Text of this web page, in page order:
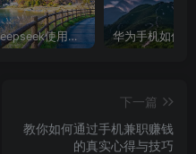
手机deepseek使用全攻略，轻松实现画图与炒股功能
下一篇
教你如何通过手机兼职赚钱
的真实心得与技巧